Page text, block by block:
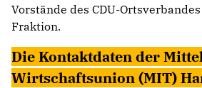
Vorstände des CDU-
Fraktion.
Die Kontaktdaten der
Wirtschaftsunion (MIT)